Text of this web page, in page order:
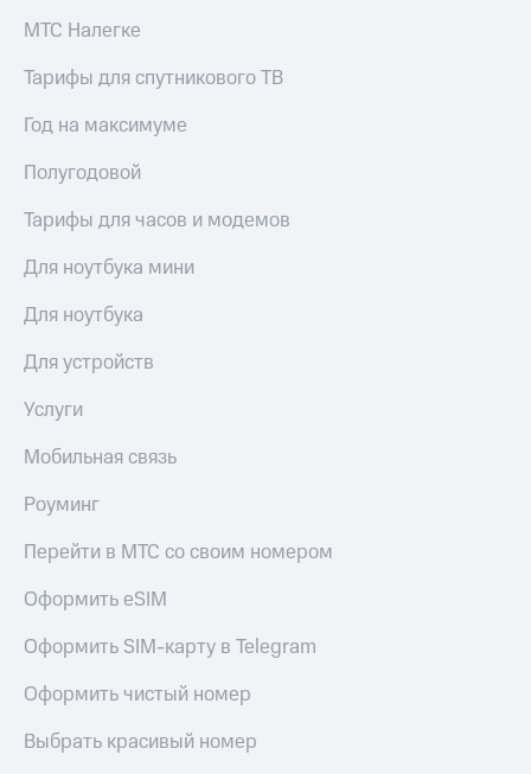
МТС Налегке
Тарифы для спутникового ТВ
Год на максимуме
Полугодовой
Тарифы для часов и модемов
Для ноутбука мини
Для ноутбука
Для устройств
Услуги
Мобильная связь
Роуминг
Перейти в МТС со своим номером
Оформить eSIM
Оформить SIM-карту в Telegram
Оформить чистый номер
Выбрать красивый номер